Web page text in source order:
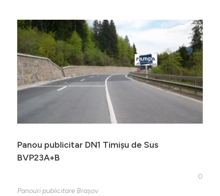
Panou publicitar DN1 Timișu de Sus
BVP23A+B
0
Panouri publicitare Brașov